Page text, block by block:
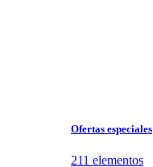
Ofertas especiales
211 elementos